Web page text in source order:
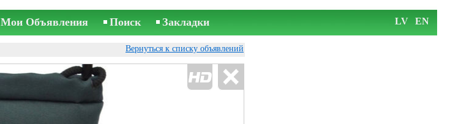
Мои Объявления Поиск Закладки LV EN
Вернуться к списку объявлений